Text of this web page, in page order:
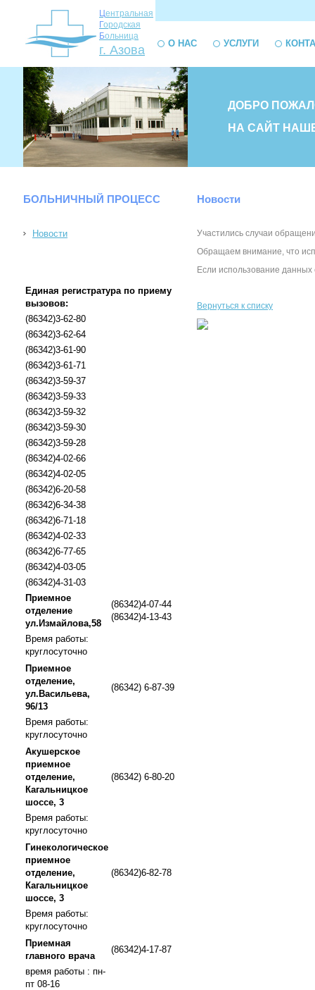
Центральная
Городская
Больница
г. Азова О НАС УСЛУГИ
ДОБРО
НА САЙТ
БОЛЬНИЧНЫЙ ПРОЦЕСС
Новости
Единая регистратура по приему
вызовов:
(86342)3-62-80
(86342)3-62-64
(86342)3-61-90
(86342)3-61-71
(86342)3-59-37
(86342)3-59-33
(86342)3-59-32
(86342)3-59-30
(86342)3-59-28
(86342)4-02-66
(86342)4-02-05
(86342)6-20-58
(86342)6-34-38
(86342)6-71-18
(86342)4-02-33
(86342)6-77-65
(86342)4-03-05
(86342)4-31-03
Приемное
отделение
ул.Измайлова,58
(86342)4-07-44
(86342)4-13-43
Время работы:
круглосуточно
Приемное
отделение,
ул.Васильева,
96/13
(86342) 6-87-39
Время работы:
круглосуточно
Акушерское
приемное
отделение,
Кагальницкое
шоссе, 3
(86342) 6-80-20
Время работы:
круглосуточно
Гинекологическое
приемное
отделение,
Кагальницкое
шоссе, 3
(86342)6-82-78
Время работы:
круглосуточно
Приемная
главного врача
(86342)4-17-87
время работы : пн-
пт 08-16
Новости
Участились случаи
Обращаем внимание, что
Если использование данных
Вернуться к списку